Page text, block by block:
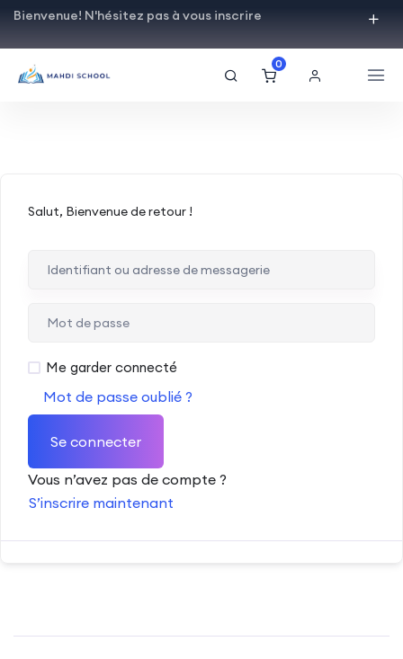
Bienvenue! N'hésitez pas à vous inscrire
0
Salut, Bienvenue de retour !
Me garder connecté
Mot de passe oublié ?
Se connecter
Vous n’avez pas de compte ?
S’inscrire maintenant